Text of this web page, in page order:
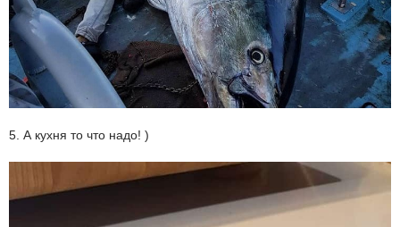
5. А кухня то что надо! )